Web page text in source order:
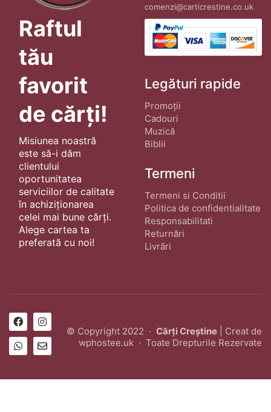
Raftul
tău
favorit
de cărți!
Misiunea noastră
este să-i dăm
clientului
oportunitatea
serviciilor de calitate
în achiziționarea
celei mai bune cărți.
Alege cartea ta
preferată cu noi!
comenzi@carticrestine.co.uk
Legături rapide
Promoții
Cadouri
Muzică
Biblii
Termeni
Termeni si Conditii
Politica de confidentialitate
Responsabilitati
Returnări
Livrări
© Copyright 2022 · Cărți Creștine | Creat de
wphostee.uk · Toate Drepturile Rezervate